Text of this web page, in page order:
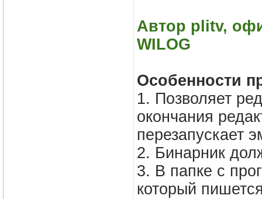
Автор plitv,
WILOG
Особенности
1. Позволяет
окончания
перезапускает
2. Бинарник
3. В папке с
который